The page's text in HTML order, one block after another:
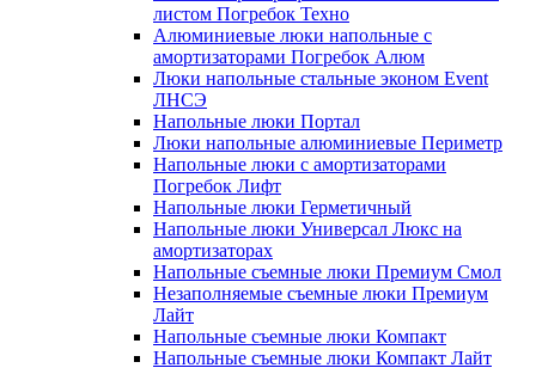
листом Погребок Техно
Алюминиевые люки напольные с
амортизаторами Погребок Алюм
Люки напольные стальные эконом Event
ЛНСЭ
Напольные люки Портал
Люки напольные алюминиевые Периметр
Напольные люки с амортизаторами
Погребок Лифт
Напольные люки Герметичный
Напольные люки Универсал Люкс на
амортизаторах
Напольные съемные люки Премиум Смол
Незаполняемые съемные люки Премиум
Лайт
Напольные съемные люки Компакт
Напольные съемные люки Компакт Лайт